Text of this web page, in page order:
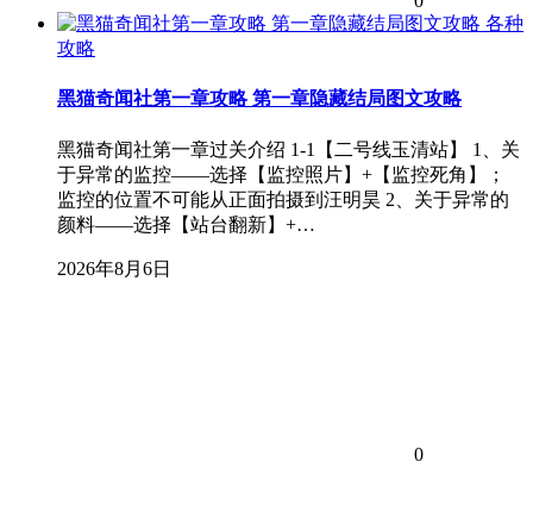
各种
攻略
黑猫奇闻社第一章攻略 第一章隐藏结局图文攻略
黑猫奇闻社第一章过关介绍 1-1【二号线玉清站】 1、关
于异常的监控——选择【监控照片】+【监控死角】；
监控的位置不可能从正面拍摄到汪明昊 2、关于异常的
颜料——选择【站台翻新】+…
2026年8月6日
0